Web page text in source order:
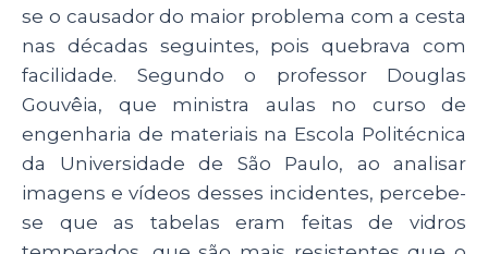
se o causador do maior problema com a cesta
nas décadas seguintes, pois quebrava com
facilidade. Segundo o professor Douglas
Gouvêia, que ministra aulas no curso de
engenharia de materiais na Escola Politécnica
da Universidade de São Paulo, ao analisar
imagens e vídeos desses incidentes, percebe-
se que as tabelas eram feitas de vidros